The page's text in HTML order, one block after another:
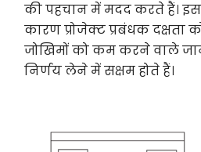
की पहचान में मदद करते हैं।
कारण प्रोजेक्ट प्रबंधक
जोखिमों को कम करने वाले
निर्णय लेने में सक्षम होते हैं।